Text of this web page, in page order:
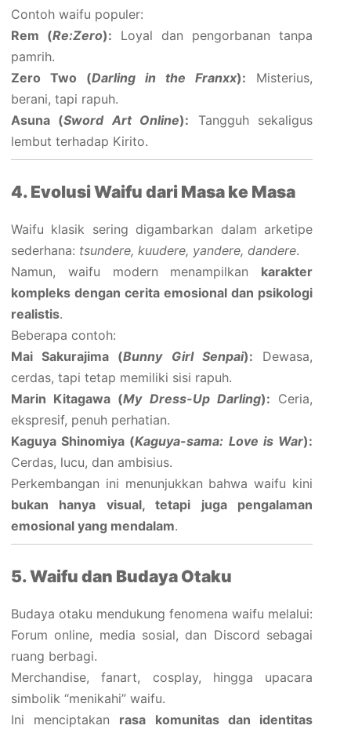
Contoh waifu populer:
Rem (Re:Zero): Loyal dan pengorbanan tanpa
pamrih.
Zero Two (Darling in the Franxx): Misterius,
berani, tapi rapuh.
Asuna (Sword Art Online): Tangguh sekaligus
lembut terhadap Kirito.
4. Evolusi Waifu dari Masa ke Masa
Waifu klasik sering digambarkan dalam arketipe
sederhana: tsundere, kuudere, yandere, dandere.
Namun, waifu modern menampilkan karakter
kompleks dengan cerita emosional dan psikologi
realistis.
Beberapa contoh:
Mai Sakurajima (Bunny Girl Senpai): Dewasa,
cerdas, tapi tetap memiliki sisi rapuh.
Marin Kitagawa (My Dress-Up Darling): Ceria,
ekspresif, penuh perhatian.
Kaguya Shinomiya (Kaguya-sama: Love is War):
Cerdas, lucu, dan ambisius.
Perkembangan ini menunjukkan bahwa waifu kini
bukan hanya visual, tetapi juga pengalaman
emosional yang mendalam.
5. Waifu dan Budaya Otaku
Budaya otaku mendukung fenomena waifu melalui:
Forum online, media sosial, dan Discord sebagai
ruang berbagi.
Merchandise, fanart, cosplay, hingga upacara
simbolik “menikahi” waifu.
Ini menciptakan rasa komunitas dan identitas